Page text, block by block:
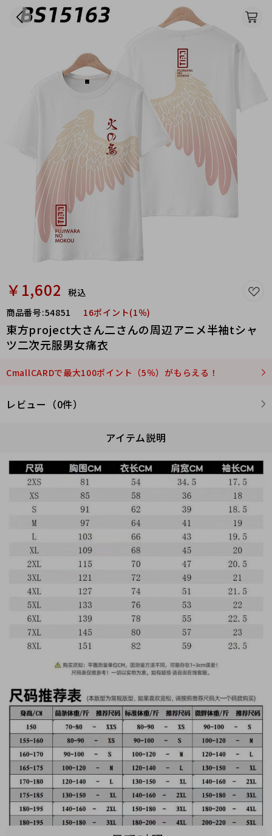
￥1,602
税込
商品番号:54851 16ポイント(1％)
東方project大さん二さんの周辺アニメ半袖tシャ
ツ二次元服男女痛衣
CmallCARDで最大100ポイント（5％）がもらえる！
レビュー（0件）
アイテム説明